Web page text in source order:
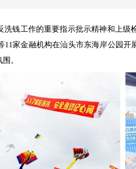
钱工作的重要指示批示精神和上
家金融机构在汕头市东海岸公园
。